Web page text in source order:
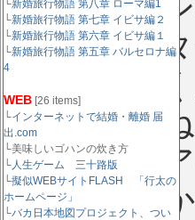
└新婚旅行物語 第八章 ローマ編1
└新婚旅行物語 第七章 イビサ編２
└新婚旅行物語 第六章 イビサ編１
└新婚旅行物語 第五章 バルセロナ編
4
WEB [26 items]
└インターネットで結婚・離婚 届
出.com
└美味しいゴハンの炊き方
└人生ゲーム 三十路版
└擬似WEBサイトFLASH 「行太の
ホームページ」
└バカ日本地図プロジェクト、つい
ルトラマ
ー、ゲッ
ろん閻魔
ラッシー
だった。
すらしなか